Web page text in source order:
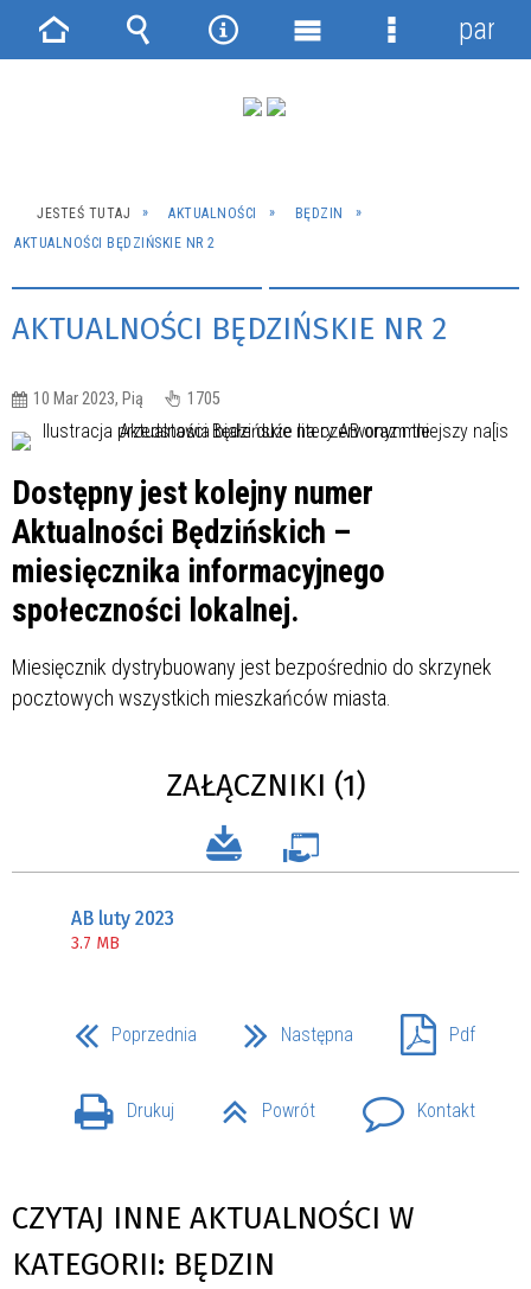
JESTEŚ TUTAJ AKTUALNOŚCI
BĘDZIN
AKTUALNOŚCI BĘDZIŃSKIE NR 2
AKTUALNOŚCI BĘDZIŃSKIE NR 2
10 Mar 2023, Pią 1705
Dostępny jest kolejny numer
Aktualności Będzińskich –
miesięcznika informacyjnego
społeczności lokalnej.
Miesięcznik dystrybuowany jest bezpośrednio do skrzynek
pocztowych wszystkich mieszkańców miasta.
ZAŁĄCZNIKI (1)
AB luty 2023
3.7 MB
Poprzednia Następna Pdf
Drukuj Powrót Kontakt
CZYTAJ INNE AKTUALNOŚCI W
KATEGORII: BĘDZIN
Strona Wyszukiwarka
NarzędziaMenu
Menu
panel